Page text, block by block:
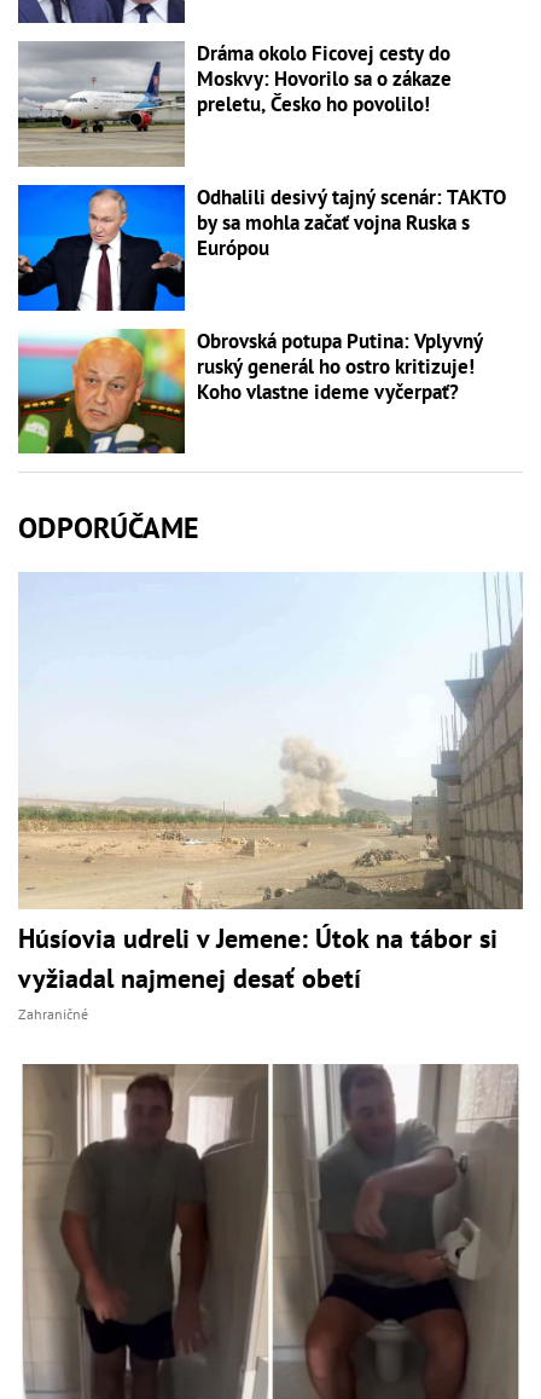
Dráma okolo Ficovej cesty do
Moskvy: Hovorilo sa o zákaze
preletu, Česko ho povolilo!
Odhalili desivý tajný scenár: TAKTO
by sa mohla začať vojna Ruska s
Európou
Obrovská potupa Putina: Vplyvný
ruský generál ho ostro kritizuje!
Koho vlastne ideme vyčerpať?
ODPORÚČAME
Húsíovia udreli v Jemene: Útok na tábor si
vyžiadal najmenej desať obetí
Zahraničné